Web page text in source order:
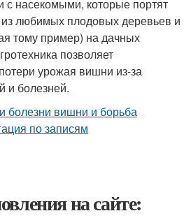
с насекомыми, которые портят
любимых плодовых деревьев и
тому пример) на дачных
позволяет
урожая вишни из-за
и болезней.
на сайте: